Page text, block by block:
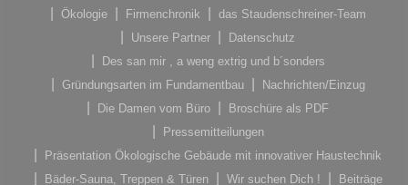
Ökologie
Firmenchronik
das Staudenschreiner-Team
Unsere Partner
Datenschutz
Des san mir , a weng extrig und b´sonders
Gründungsarten im Fundamentbau
Nachrichten/Einzug
Die Damen vom Büro
Broschüre als PDF
Pressemitteilungen
Präsentation Ökologische Gebäude mit innovativer Haustechnik
Bäder-Sauna, Treppen & Türen
Wir suchen Dich !
Beiträge